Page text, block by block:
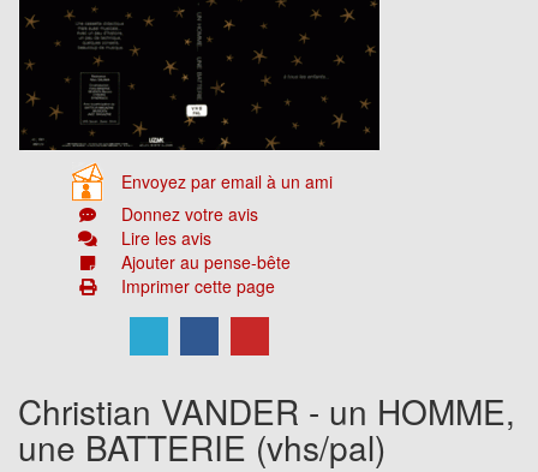
Envoyez par email à un ami
Donnez votre avis
Lire les avis
Ajouter au pense-bête
Imprimer cette page
Christian VANDER - un HOMME,
une BATTERIE (vhs/pal)